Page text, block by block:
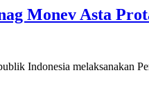
Monev Asta
Indonesia melaksanakan